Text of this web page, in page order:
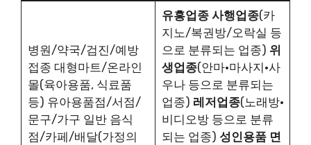
병원/약국/검진/예방
접종 대형마트/온라인
몰(육아용품, 식료품
등) 유아용품점/서점/
문구/가구 일반 음식
점/카페/배달(가정의
유흥업종 사행업종(카
지노/복권방/오락실 등
으로 분류되는 업종) 위
생업종(안마·마사지·사
우나 등으로 분류되는
업종) 레저업종(노래방·
비디오방 등으로 분류
되는 업종) 성인용품 면